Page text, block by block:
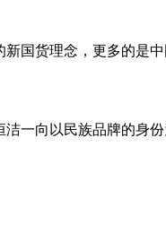
国货理念，更多的是中
一向以民族品牌的身